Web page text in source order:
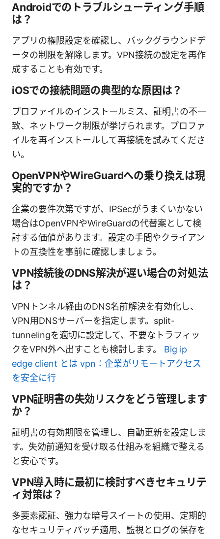
Androidでのトラブルシューティング手順
は？
アプリの権限設定を確認し、バックグラウンドデ
ータの制限を解除します。VPN接続の設定を再作
成することも有効です。
iOSでの接続問題の典型的な原因は？
プロファイルのインストールミス、証明書の不一
致、ネットワーク制限が挙げられます。プロファ
イルを再インストールして再接続を試みてくださ
い。
OpenVPNやWireGuardへの乗り換えは現
実的ですか？
企業の要件次第ですが、IPSecがうまくいかない
場合はOpenVPNやWireGuardの代替案として検
討する価値があります。設定の手間やクライアン
トの互換性を事前に確認しましょう。
VPN接続後のDNS解決が遅い場合の対処法
は？
VPNトンネル経由のDNS名前解決を有効化し、
VPN用DNSサーバーを指定します。split-
tunnelingを適切に設定して、不要なトラフィッ
クをVPN外へ出すことも検討します。 Big ip
edge client とは vpn：企業がリモートアクセス
を安全に行
VPN証明書の失効リスクをどう管理します
か？
証明書の有効期限を管理し、自動更新を設定しま
す。失効前通知を受け取る仕組みを組織で整える
と安心です。
VPN導入時に最初に検討すべきセキュリテ
ィ対策は？
多要素認証、強力な暗号スイートの使用、定期的
なセキュリティパッチ適用、監視とログの保存を